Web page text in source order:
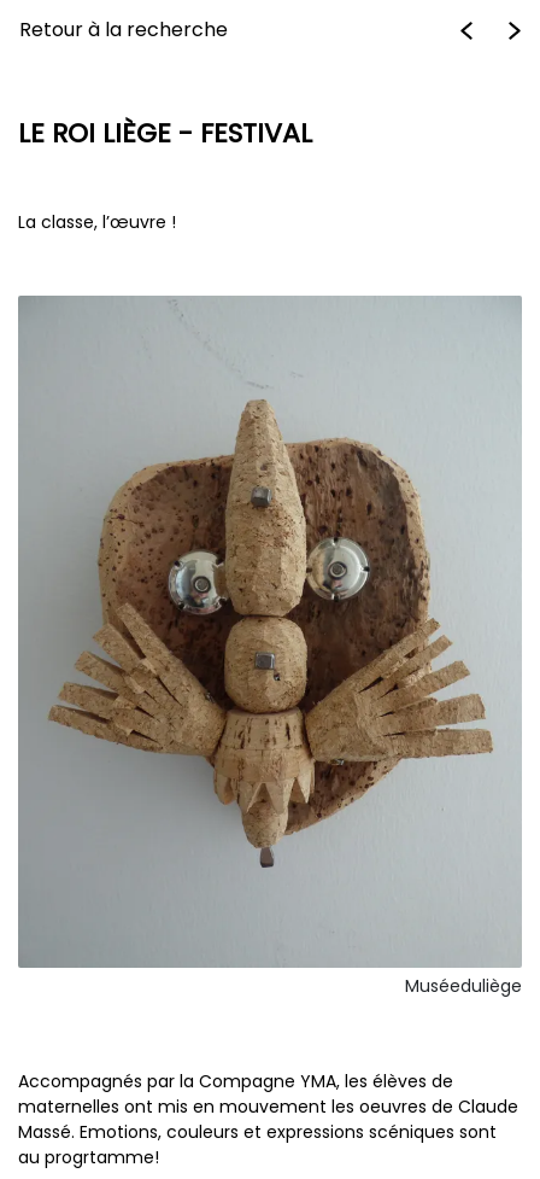
Retour à la recherche
LE ROI LIÈGE - FESTIVAL
La classe, l’œuvre !
Muséeduliège
Accompagnés par la Compagne YMA, les élèves de
maternelles ont mis en mouvement les oeuvres de Claude
Massé. Emotions, couleurs et expressions scéniques sont
au progrtamme!